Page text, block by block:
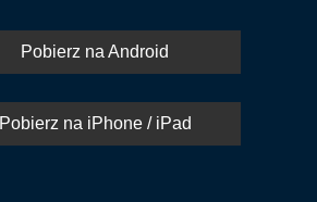
Pobierz na Android
Pobierz na iPhone / iPad